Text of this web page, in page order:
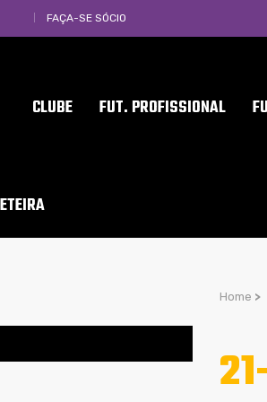
FAÇA-SE SÓCIO
CLUBE FUT. PROFISSIONAL
Home >